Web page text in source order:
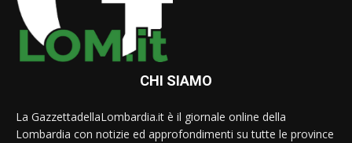
CHI SIAMO
La GazzettadellaLombardia.it è il giornale online della
Lombardia con notizie ed approfondimenti su tutte le province